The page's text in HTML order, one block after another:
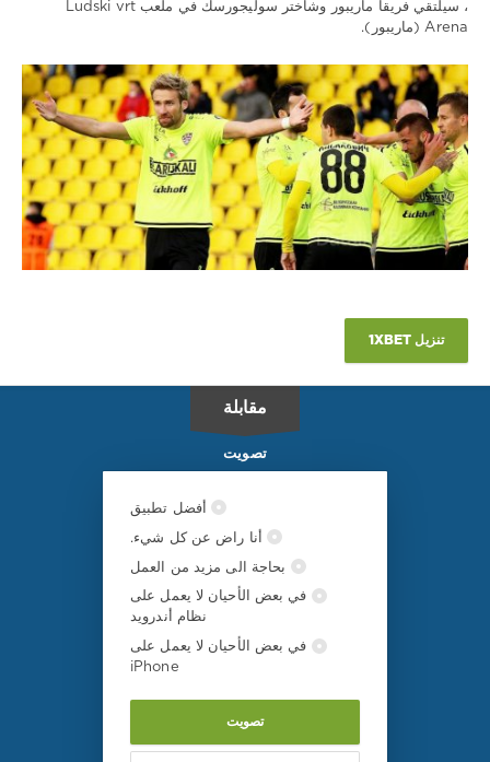
/
تنبؤات
كرة
القدم
Download
1xbet
1
496
0
ماريبور,
شختيور
، سيلتقي فريقا ماريبور وشاختر سوليجورسك في ملعب Ludski vrt
Arena (ماريبور).
تنزيل 1XBET
مقابلة
تصويت
أفضل تطبيق
أنا راض عن كل شيء.
بحاجة الى مزيد من العمل
في بعض الأحيان لا يعمل على
نظام أندرويد
في بعض الأحيان لا يعمل على
iPhone
تصويت